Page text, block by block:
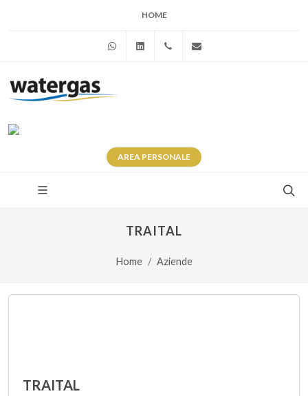
HOME
WhatsAppLinkedin+39 345 281 0246
AREA PERSONALE
TRAITAL
Home Aziende
TRAITAL